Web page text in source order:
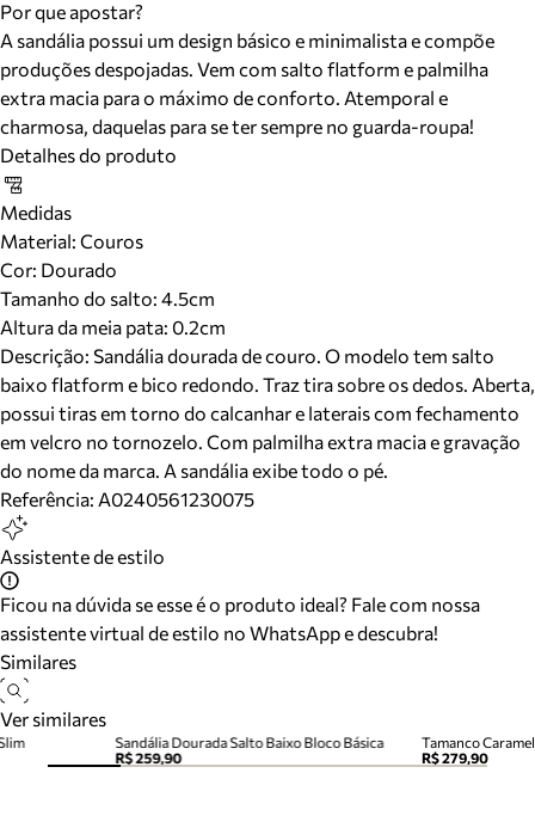
Por que apostar?
A sandália possui um design básico e minimalista e compõe
produções despojadas. Vem com salto flatform e palmilha
extra macia para o máximo de conforto. Atemporal e
charmosa, daquelas para se ter sempre no guarda-roupa!
Detalhes do produto
Medidas
Material: Couros
Cor: Dourado
Tamanho do salto: 4.5cm
Altura da meia pata: 0.2cm
Descrição: Sandália dourada de couro. O modelo tem salto
baixo flatform e bico redondo. Traz tira sobre os dedos. Aberta,
possui tiras em torno do calcanhar e laterais com fechamento
em velcro no tornozelo. Com palmilha extra macia e gravação
do nome da marca. A sandália exibe todo o pé.
Referência: A0240561230075
Assistente de estilo
Ficou na dúvida se esse é o produto ideal? Fale com nossa
assistente virtual de estilo no WhatsApp e descubra!
Similares
Ver similares
Sandália Dourada Salto Baixo Bloco Básica
R$ 259,90
R$ 279,90